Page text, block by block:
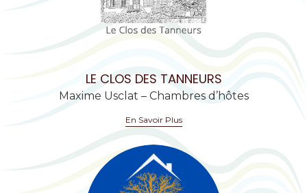
LE CLOS DES TANNEURS
Maxime Usclat – Chambres d’hôtes
En Savoir Plus